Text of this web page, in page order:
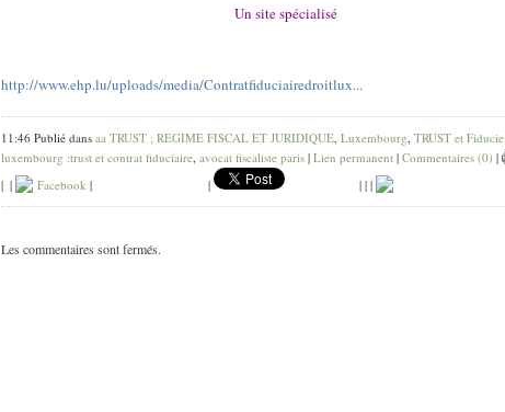
Un site spécialisé
http://www.ehp.lu/uploads/media/Contratfiduciairedroitlux...
11:46 Publié dans aa TRUST ; REGIME FISCAL ET JURIDIQUE, Luxembourg, TRUST et Fiducie
luxembourg :trust et contrat fiduciaire, avocat fiscaliste paris | Lien permanent | Commentaires (0) |
| | Facebook | | | | |
Les commentaires sont fermés.